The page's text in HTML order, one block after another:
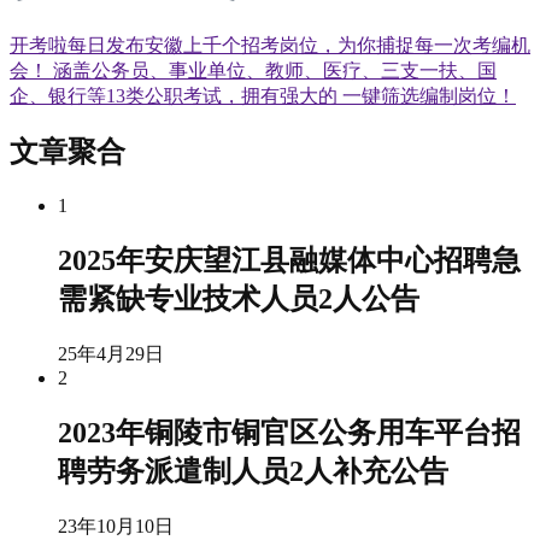
开考啦每日发布安徽上千个招考岗位，为你捕捉每一次考编机
会！ 涵盖公务员、事业单位、教师、医疗、三支一扶、国
企、银行等13类公职考试，拥有强大的 一键筛选编制岗位！
文章聚合
1
2025年安庆望江县融媒体中心招聘急
需紧缺专业技术人员2人公告
25年4月29日
2
2023年铜陵市铜官区公务用车平台招
聘劳务派遣制人员2人补充公告
23年10月10日